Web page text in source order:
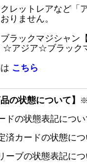
レットレアなど「
りません。
ラックマジシャン
☆アジア☆ブラック
こちら
品の状態について】 ※
ドの状態表記につ
済カードの状態に
ーブの状態表記に